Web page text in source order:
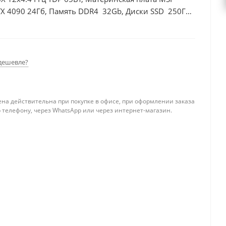
4090 24Гб, Память DDR4 32Gb, Диски SSD 250Гб
действительна при покупке в офисе, при оформлении заказа
телефону, через WhatsApp или через интернет-магазин.